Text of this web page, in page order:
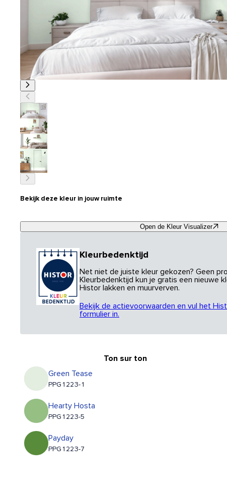
Bekijk deze kleur in jouw ruimte
Open de Kleur Visualizer
Kleurbedenktijd
Net niet de juiste kleur gekozen? Geen
Kleurbedenktijd kun je gratis een nieuwe
Histor lakken en muurverven.
Bekijk de actievoorwaarden en vul het
formulier in.
Ton sur ton
Green Tease
PPG1223-1
Hearty Hosta
PPG1223-5
Payday
PPG1223-7